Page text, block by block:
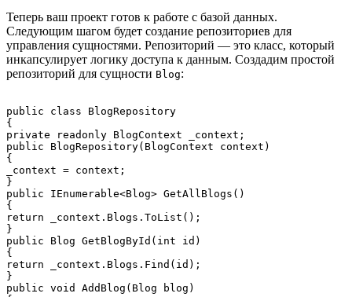
Теперь ваш проект готов к работе с базой данных.
Следующим шагом будет создание репозиториев для
управления сущностями. Репозиторий — это класс, который
инкапсулирует логику доступа к данным. Создадим простой
репозиторий для сущности Blog:
public class BlogRepository
{
private readonly BlogContext _context;
public BlogRepository(BlogContext context)
{
_context = context;
}
public IEnumerable<Blog> GetAllBlogs()
{
return _context.Blogs.ToList();
}
public Blog GetBlogById(int id)
{
return _context.Blogs.Find(id);
}
public void AddBlog(Blog blog)